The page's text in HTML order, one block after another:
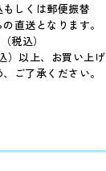
しくは郵便振替
直送となります。
税込）
）以上、お買い上げ
ご了承ください。